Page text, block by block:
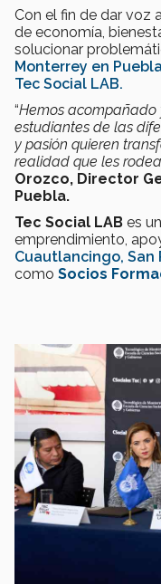
Con el fin de dar voz
de economía,
solucionar
Monterrey en Puebla
Tec Social LAB.
“Hemos acompañado
estudiantes de las
y pasión quieren
realidad que les
Orozco, Director
Puebla.
Tec Social LAB es
emprendimiento,
Cuautlancingo, San
como Socios